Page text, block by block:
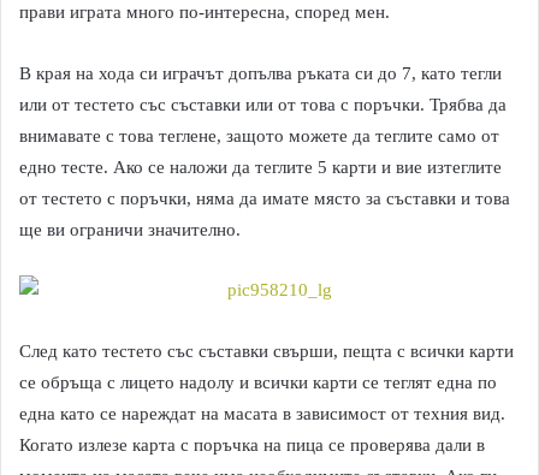
прави играта много по-интересна, според мен.
В края на хода си играчът допълва ръката си до 7, като тегли
или от тестето със съставки или от това с поръчки. Трябва да
внимавате с това теглене, защото можете да теглите само от
едно тесте. Ако се наложи да теглите 5 карти и вие изтеглите
от тестето с поръчки, няма да имате място за съставки и това
ще ви ограничи значително.
След като тестето със съставки свърши, пещта с всички карти
се обръща с лицето надолу и всички карти се теглят една по
една като се нареждат на масата в зависимост от техния вид.
Когато излезе карта с поръчка на пица се проверява дали в